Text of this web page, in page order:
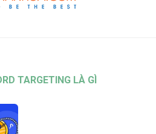
TARGETING LÀ GÌ